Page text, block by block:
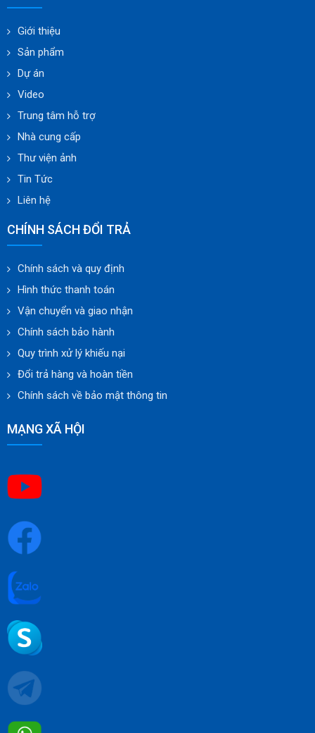
Giới thiệu
Sản phẩm
Dự án
Video
Trung tâm hỗ trợ
Nhà cung cấp
Thư viện ảnh
Tin Tức
Liên hệ
CHÍNH SÁCH ĐỔI TRẢ
Chính sách và quy định
Hình thức thanh toán
Vận chuyển và giao nhận
Chính sách bảo hành
Quy trình xử lý khiếu nại
Đổi trả hàng và hoàn tiền
Chính sách về bảo mật thông tin
MẠNG XÃ HỘI